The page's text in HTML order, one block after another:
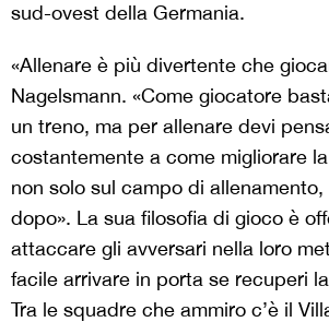
sud-ovest della Germania.
«Allenare è più divertente che
Nagelsmann. «Come giocatore
un treno, ma per allenare devi
costantemente a come migliorare
non solo sul campo di
dopo». La sua filosofia di gioco è
attaccare gli avversari nella loro
facile arrivare in porta se recuperi
Tra le squadre che ammiro c’è il